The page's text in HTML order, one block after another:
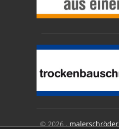
© 2026 .malerschröder